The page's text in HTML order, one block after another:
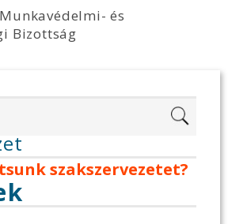
Munkavédelmi- és
Bizottság
szakszervezetet?